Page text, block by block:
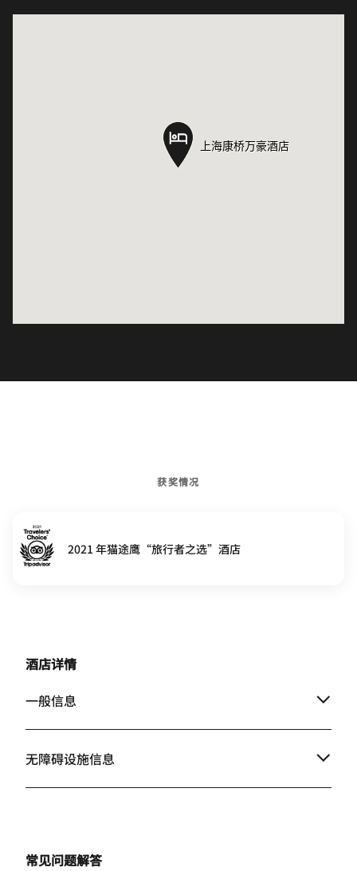
上海康桥万豪酒店
上海康桥万豪酒店
获奖情况
2021 年猫途鹰“旅行者之选”酒店
酒店详情
一般信息
无障碍设施信息
常见问题解答